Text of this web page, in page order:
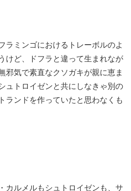
ラミンゴにおけるトレーボルのよ
けど、ドフラと違って生まれなが
邪気で素直なクソガキが親に恵ま
ュトロイゼンと共にしなきゃ別の
ランドを作っていたと思わなくも
カルメルもシュトロイゼンも、サ